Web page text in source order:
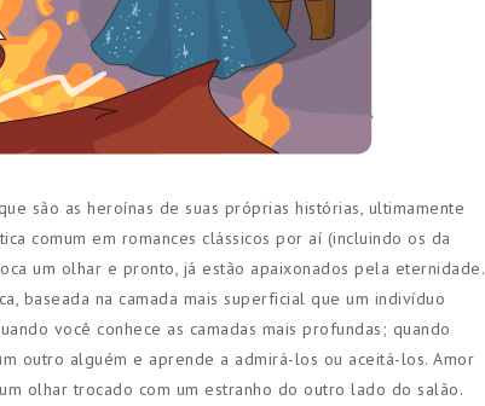
são as heroínas de suas próprias histórias, ultimamente
comum em romances clássicos por aí (incluindo os da
um olhar e pronto, já estão apaixonados pela eternidade.
baseada na camada mais superficial que um indivíduo
você conhece as camadas mais profundas; quando
outro alguém e aprende a admirá-los ou aceitá-los. Amor
olhar trocado com um estranho do outro lado do salão.